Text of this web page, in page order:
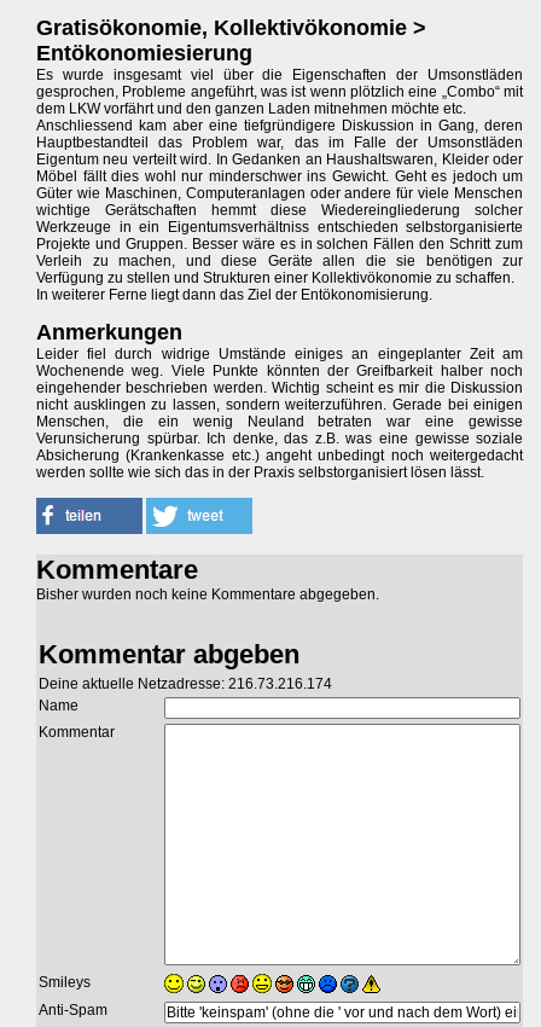
Gratisökonomie, Kollektivökonomie >
Entökonomiesierung
Es wurde insgesamt viel über die Eigenschaften der Umsonstläden
gesprochen, Probleme angeführt, was ist wenn plötzlich eine „Combo“ mit
dem LKW vorfährt und den ganzen Laden mitnehmen möchte etc.
Anschliessend kam aber eine tiefgründigere Diskussion in Gang, deren
Hauptbestandteil das Problem war, das im Falle der Umsonstläden
Eigentum neu verteilt wird. In Gedanken an Haushaltswaren, Kleider oder
Möbel fällt dies wohl nur minderschwer ins Gewicht. Geht es jedoch um
Güter wie Maschinen, Computeranlagen oder andere für viele Menschen
wichtige Gerätschaften hemmt diese Wiedereingliederung solcher
Werkzeuge in ein Eigentumsverhältniss entschieden selbstorganisierte
Projekte und Gruppen. Besser wäre es in solchen Fällen den Schritt zum
Verleih zu machen, und diese Geräte allen die sie benötigen zur
Verfügung zu stellen und Strukturen einer Kollektivökonomie zu schaffen.
In weiterer Ferne liegt dann das Ziel der Entökonomisierung.
Anmerkungen
Leider fiel durch widrige Umstände einiges an eingeplanter Zeit am
Wochenende weg. Viele Punkte könnten der Greifbarkeit halber noch
eingehender beschrieben werden. Wichtig scheint es mir die Diskussion
nicht ausklingen zu lassen, sondern weiterzuführen. Gerade bei einigen
Menschen, die ein wenig Neuland betraten war eine gewisse
Verunsicherung spürbar. Ich denke, das z.B. was eine gewisse soziale
Absicherung (Krankenkasse etc.) angeht unbedingt noch weitergedacht
werden sollte wie sich das in der Praxis selbstorganisiert lösen lässt.
Kommentare
Bisher wurden noch keine Kommentare abgegeben.
Kommentar abgeben
Deine aktuelle Netzadresse: 216.73.216.174
Name
Kommentar
Smileys
Anti-Spam